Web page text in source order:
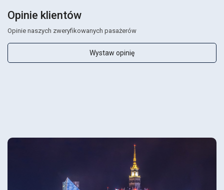
Opinie klientów
Opinie naszych zweryfikowanych pasażerów
Wystaw opinię